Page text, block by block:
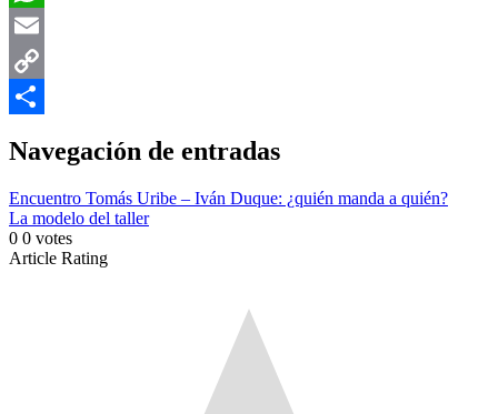
WhatsApp
Email
Copy
Navegación de entradas
Encuentro Tomás Uribe – Iván Duque: ¿quién manda a quién?
La modelo del taller
0 0 votes
Article Rating